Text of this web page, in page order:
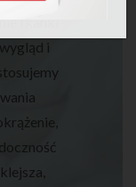
tkanki
i